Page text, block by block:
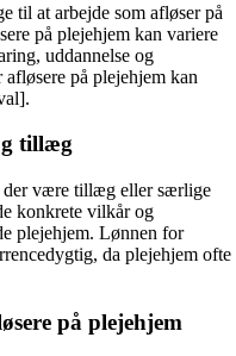
til at arbejde som afløser på
på plejehjem kan variere
uddannelse og
på plejehjem kan
tillæg
der være tillæg eller særlige
konkrete vilkår og
plejehjem. Lønnen for
da plejehjem ofte
på plejehjem